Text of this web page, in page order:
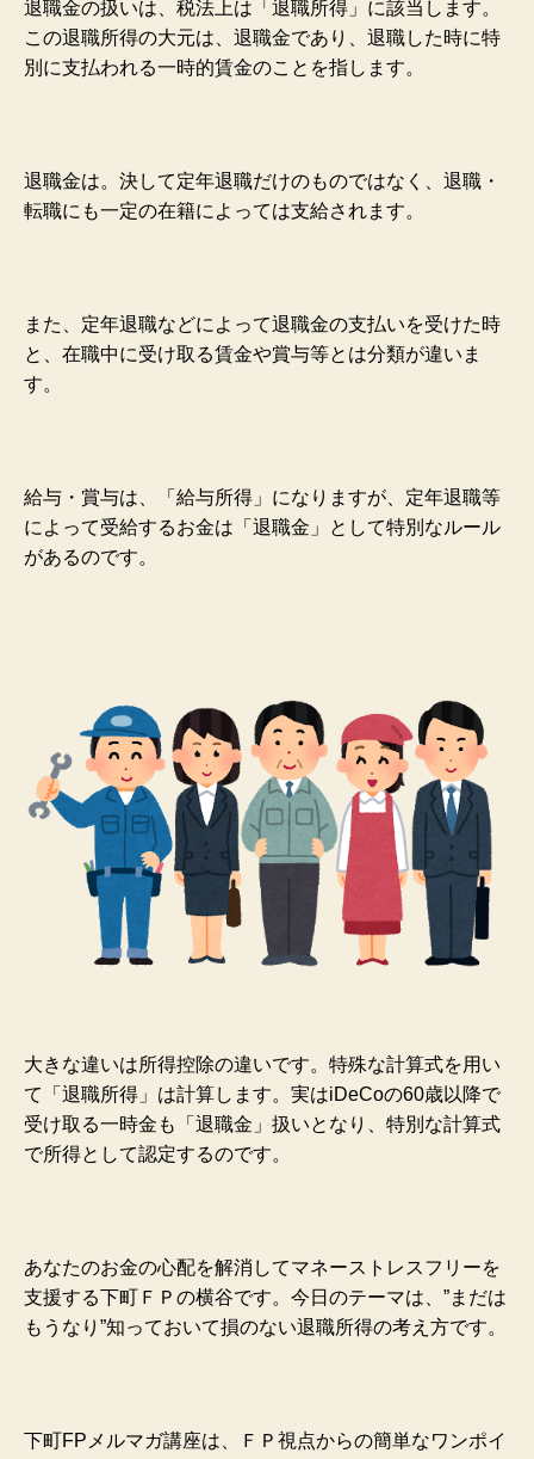
退職金の扱いは、税法上は「退職所得」に該当します。
この退職所得の大元は、 退職金であり、退職した時に特
別に支払われる一時的賃金のことを指します。
退職金は。決して定年退職だけのものではなく、退職・
転職にも一定の在籍によっては支給されます。
また、定年退職などによって退職金の支払いを受けた時
と、 在職中に受け取る賃金や賞与等とは分類が違いま
す。
給与・賞与は、「給与所得」になりますが、定年退職等
によって受給するお金は「退職金」として特別なルール
があるのです。
大きな違いは所得控除の違いです。特殊な計算式を用い
て「退職所得」は計算します。実はiDeCoの60歳以降で
受け取る一時金も「退職金」扱いとなり、特別な計算式
で所得として認定するのです。
あなたのお金の心配を解消してマネーストレスフリーを
支援する下町ＦＰの横谷です。今日のテーマは、”まだは
もうなり”知っておいて損のない退職所得の考え方です。
下町FP メルマガ講座は、ＦＰ視点からの簡単なワンポイ